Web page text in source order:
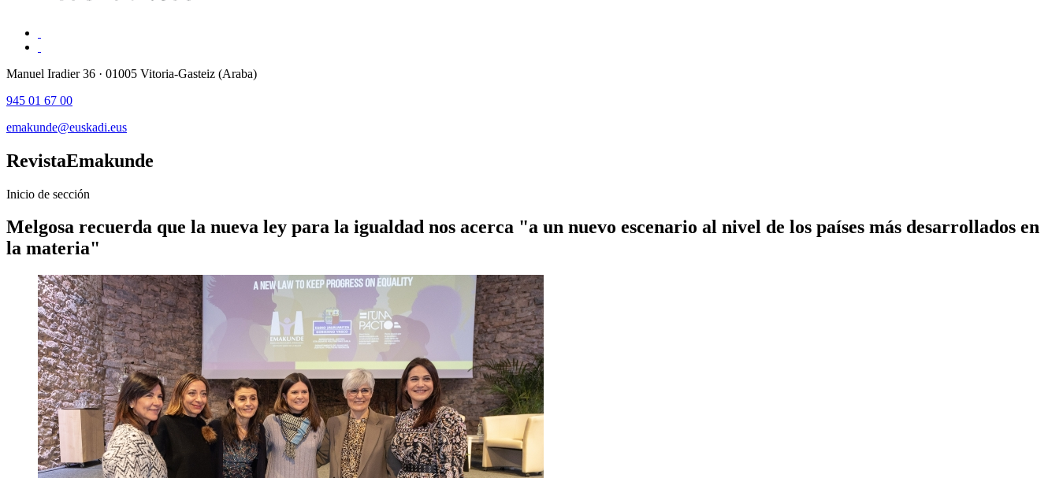
Manuel Iradier 36 · 01005 Vitoria-Gasteiz (Araba)
945 01 67 00
emakunde@euskadi.eus
RevistaEmakunde
Inicio de sección
Melgosa recuerda que la nueva ley para la igualdad nos acerca "a un nuevo escenario al nivel de los países más desarrollados en
la materia"